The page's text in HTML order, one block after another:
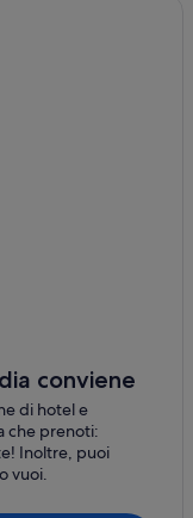
conviene
di hotel e
che prenoti:
Inoltre, puoi
vuoi.